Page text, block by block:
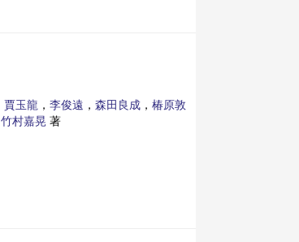
賈玉龍 ， 李俊遠 ， 森田良成 ， 椿原敦
竹村嘉晃 著